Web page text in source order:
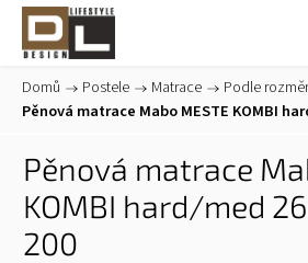
Domů / Postele / Matrace / Podle
Pěnová matrace Mabo MESTE KOMBI
Pěnová matrace
KOMBI hard/med
200